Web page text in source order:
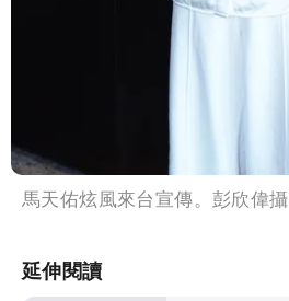
馬天佑炫風來台宣傳。彭欣偉攝
延伸閱讀